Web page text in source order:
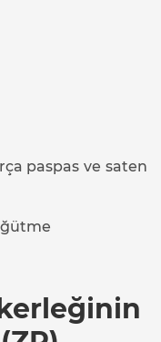
paspas ve saten